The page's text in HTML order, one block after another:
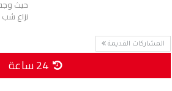
حيث وجه
نزاع شب
المشاركات القديمة
24 ساعة